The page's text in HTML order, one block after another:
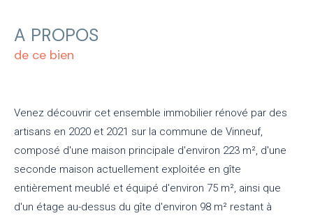
A PROPOS
de ce bien
Venez découvrir cet ensemble immobilier rénové par des
artisans en 2020 et 2021 sur la commune de Vinneuf,
composé d'une maison principale d'environ 223 m², d'une
seconde maison actuellement exploitée en gîte
entièrement meublé et équipé d'environ 75 m², ainsi que
d'un étage au-dessus du gîte d'environ 98 m² restant à